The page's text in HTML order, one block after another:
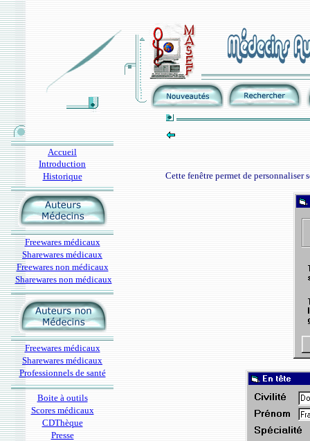
Accueil
Introduction
Historique
Freewares médicaux
Sharewares médicaux
Freewares non médicaux
Sharewares non médicaux
Freewares médicaux
Sharewares médicaux
Professionnels de santé
Boite à outils
Scores médicaux
CDThèque
Presse
Cette fenêtre permet de